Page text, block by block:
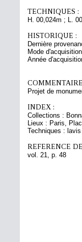
TECHNIQUES :
H. 00,024m ; L.
HISTORIQUE :
Dernière
Mode
Année
Projet de
INDEX :
Collections :
Lieux : Paris,
Techniques :
REFERENCE
vol. 21, p. 48